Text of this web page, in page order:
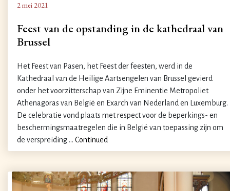
2 mei 2021
Feest van de opstanding in de kathedraal van
Brussel
Het Feest van Pasen, het Feest der feesten, werd in de
Kathedraal van de Heilige Aartsengelen van Brussel gevierd
onder het voorzitterschap van Zijne Eminentie Metropoliet
Athenagoras van België en Exarch van Nederland en Luxemburg.
De celebratie vond plaats met respect voor de beperkings- en
beschermingsmaatregelen die in België van toepassing zijn om
de verspreiding … Continued